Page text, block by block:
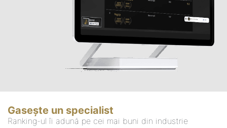
Gasește un specialist
Ranking-ul îi adună pe cei mai buni din industrie